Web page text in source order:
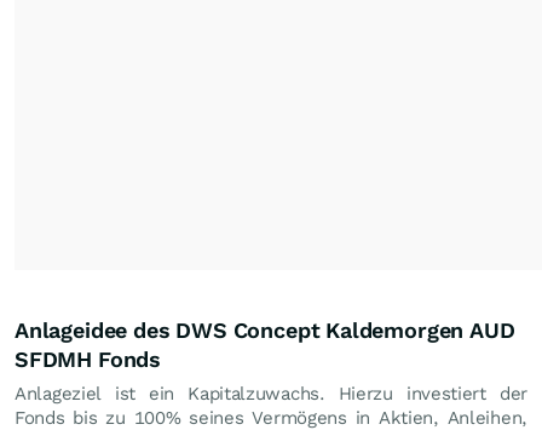
Anlageidee des DWS Concept Kaldemorgen AUD
SFDMH Fonds
Anlageziel ist ein Kapitalzuwachs. Hierzu investiert der
Fonds bis zu 100% seines Vermögens in Aktien, Anleihen,